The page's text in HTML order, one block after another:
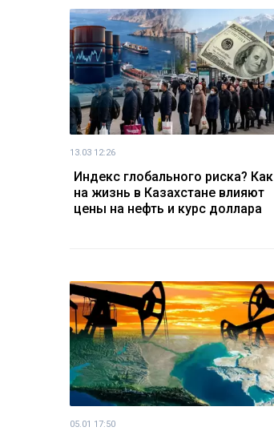
13.03 12:26
Индекс глобального риска? Как
на жизнь в Казахстане влияют
цены на нефть и курс доллара
05.01 17:50